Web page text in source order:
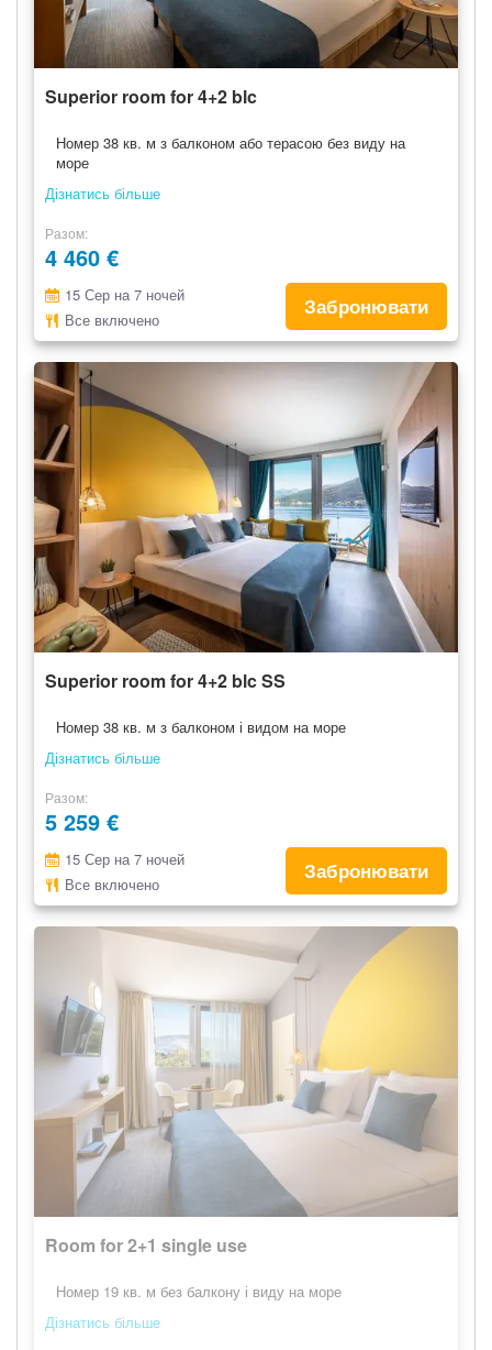
Superior room for 4+2 blc
Номер 38 кв. м з балконом або терасою без виду на
море
Дізнатись більше
Разом
4 460 €
15 Сер на 7 ночей
Все включено
Забронювати
Superior room for 4+2 blc SS
Номер 38 кв. м з балконом і видом на море
Дізнатись більше
Разом
5 259 €
15 Сер на 7 ночей
Все включено
Забронювати
Room for 2+1 single use
Номер 19 кв. м без балкону і виду на море
Дізнатись більше